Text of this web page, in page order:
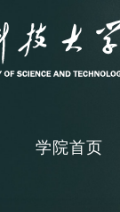
学院首页